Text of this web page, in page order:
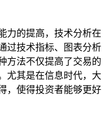
力的提高，技术分析在
过技术指标、图表分析
方法不仅提高了交易的
尤其是在信息时代，大
，使得投资者能够更好